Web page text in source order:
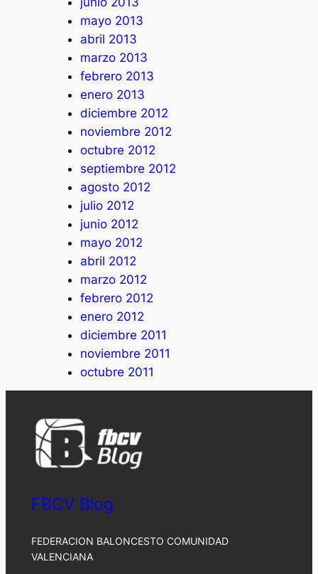
mayo 2013
abril 2013
marzo 2013
febrero 2013
enero 2013
diciembre 2012
noviembre 2012
octubre 2012
septiembre 2012
agosto 2012
julio 2012
junio 2012
mayo 2012
abril 2012
marzo 2012
febrero 2012
enero 2012
diciembre 2011
noviembre 2011
octubre 2011
FBCV Blog
FEDERACION BALONCESTO COMUNIDAD
VALENCIANA